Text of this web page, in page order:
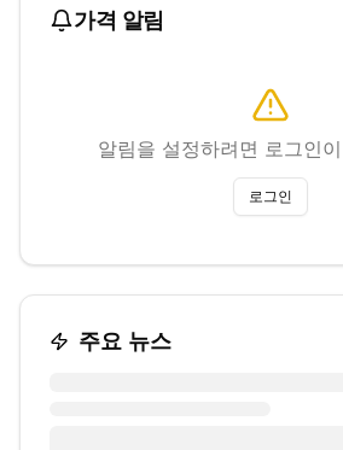
가격 알림
알림을 설정하려면 로그인
로그인
주요 뉴스